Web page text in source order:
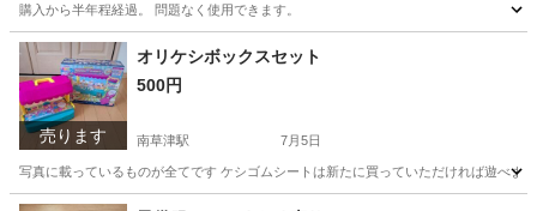
購入から半年程経過。 問題なく使用できます。
滋賀 草津市 南草津駅 その他
売ります
オリケシボックスセット
500円
南草津駅 7月5日
写真に載っているものが全てです ケシゴムシートは新たに買っていただければ遊べ